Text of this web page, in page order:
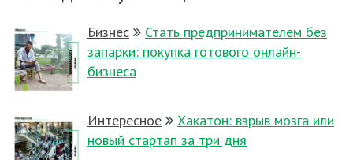
Бизнес
Стать предпринимателем без
запарки: покупка готового онлайн-
бизнеса
Интересное
Хакатон: взрыв мозга или
новый стартап за три дня